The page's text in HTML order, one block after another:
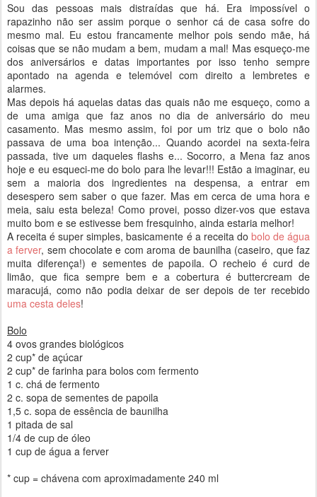
Sou das pessoas mais distraídas que há. Era impossível o
rapazinho não ser assim porque o senhor cá de casa sofre do
mesmo mal. Eu estou francamente melhor pois sendo mãe, há
coisas que se não mudam a bem, mudam a mal! Mas esqueço-me
dos aniversários e datas importantes por isso tenho sempre
apontado na agenda e telemóvel com direito a lembretes e
alarmes.
Mas depois há aquelas datas das quais não me esqueço, como a
de uma amiga que faz anos no dia de aniversário do meu
casamento. Mas mesmo assim, foi por um triz que o bolo não
passava de uma boa intenção... Quando acordei na sexta-feira
passada, tive um daqueles flashs e... Socorro, a Mena faz anos
hoje e eu esqueci-me do bolo para lhe levar!!! Estão a imaginar, eu
sem a maioria dos ingredientes na despensa, a entrar em
desespero sem saber o que fazer. Mas em cerca de uma hora e
meia, saiu esta beleza! Como provei, posso dizer-vos que estava
muito bom e se estivesse bem fresquinho, ainda estaria melhor!
A receita é super simples, basicamente é a receita do bolo de água
a ferver, sem chocolate e com aroma de baunilha (caseiro, que faz
muita diferença!) e sementes de papoila. O recheio é curd de
limão, que fica sempre bem e a cobertura é buttercream de
maracujá, como não podia deixar de ser depois de ter recebido
uma cesta deles!
Bolo
4 ovos grandes biológicos
2 cup* de açúcar
2 cup* de farinha para bolos com fermento
1 c. chá de fermento
2 c. sopa de sementes de papoila
1,5 c. sopa de essência de baunilha
1 pitada de sal
1/4 de cup de óleo
1 cup de água a ferver
* cup = chávena com aproximadamente 240 ml